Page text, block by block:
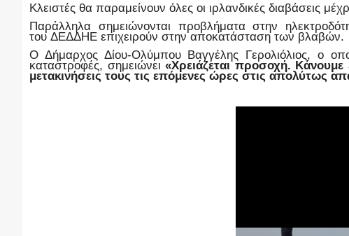
Κλειστές θα παραμείνουν όλες οι ιρλανδικές διαβάσεις
Παράλληλα σημειώνονται προβλήματα στην
του ΔΕΔΔΗΕ επιχειρούν στην αποκατάσταση των βλαβών.
Ο Δήμαρχος Δίου-Ολύμπου Βαγγέλης Γερολιόλιος, ο
καταστροφές, σημειώνει«Χρειάζεται προσοχή.
μετακινήσεις τους τις επόμενες ώρες στις απολύτως